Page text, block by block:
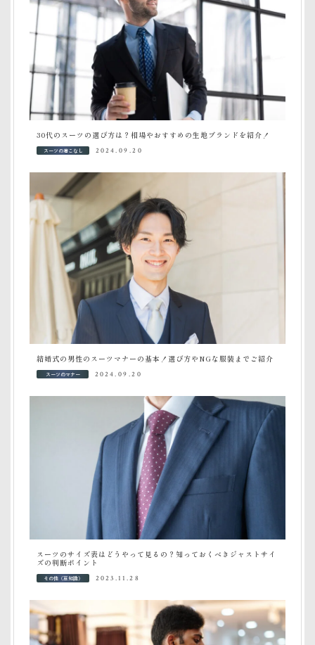
30代のスーツの選び方は？相場やおすすめの生地ブランドを紹介！
スーツの着こなし 2024.09.20
結婚式の男性のスーツマナーの基本！選び方やNGな服装までご紹介
スーツのマナー 2024.09.20
スーツのサイズ表はどうやって見るの？知っておくべきジャストサイ
ズの判断ポイント
その他（豆知識） 2023.11.28